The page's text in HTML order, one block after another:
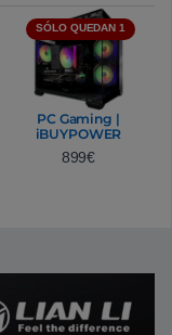
SÓLO QUEDAN 1
PC Gaming |
iBUYPOWER
Fighter Warcry
Lite V2 | Ryzen
Windows 11 Pro
eSports
Profesional
899€